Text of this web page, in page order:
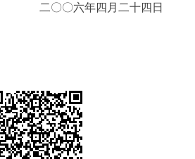
二〇〇六年四月二十四日